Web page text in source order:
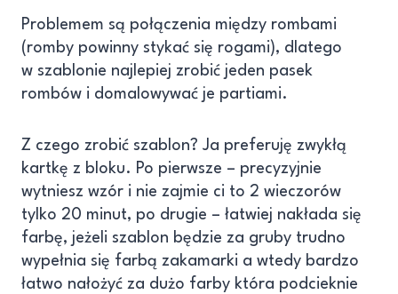
Problemem są połączenia między rombami
(romby powinny stykać się rogami), dlatego
w szablonie najlepiej zrobić jeden pasek
rombów i domalowywać je partiami.
Z czego zrobić szablon? Ja preferuję zwykłą
kartkę z bloku. Po pierwsze – precyzyjnie
wytniesz wzór i nie zajmie ci to 2 wieczorów
tylko 20 minut, po drugie – łatwiej nakłada się
farbę, jeżeli szablon będzie za gruby trudno
wypełnia się farbą zakamarki a wtedy bardzo
łatwo nałożyć za dużo farby która podcieknie